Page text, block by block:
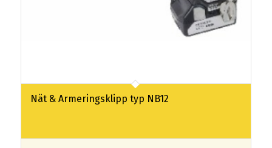
Nät & Armeringsklipp typ NB12